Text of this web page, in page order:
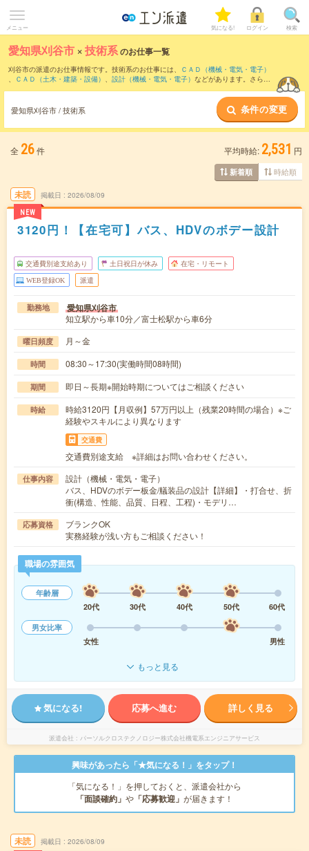
メニュー 気になる! ログイン 検索
愛知県刈谷市 ×技術系のお仕事一覧
刈谷市の派遣のお仕事情報です。技術系のお仕事には、
ＣＡＤ（機械・電気・電子）
、
ＣＡＤ（土木・建築・設備） 、 設計（機械・電気・電子） などがあります。さら
愛知県刈谷市 / 技術系 条件の変更
全 26件 平均時給: 2,531 円
新着順 時給順
未読
NEW
掲載日 2026/08/09
3120円！【在宅可】バス、HDVのボデー設計
交通費別途支給あり 土日祝日が休み 在宅・リモート
WEB登録OK 派遣
勤務地 愛知県刈谷市
知立駅から車10分／富士松駅から車6分
曜日頻度 月～金
時間 08:30～17:30(実働時間08時間)
期間 即日～長期※開始時期についてはご相談ください
時給
時給3120円【月収例】57万円以上（残業20時間の場合）※ご
経験やスキルにより異なります
交通費
交通費別途支給 ※詳細はお問い合わせください。
仕事内容
設計（機械・電気・電子）
バス、HDVのボデー板金/艤装品の設計【詳細】・打合せ、折
衝(構造、性能、品質、日程、工程)・モデリ…
応募資格
ブランクOK
実務経験が浅い方もご相談ください！
職場の雰囲気
年齢層
20代
30代 40代 50代
60代
男女比率
女性
男性
もっと見る
気になる! 応募へ進む 詳しく見る
派遣会社 パーソルクロステクノロジー株式会社機電系エンジニアサービス
興味があったら「★気になる！」をタップ！
「気になる！」を押しておくと、派遣会社から
「面談確約」 や 「応募歓迎」 が届きます！
未読 掲載日 2026/08/09